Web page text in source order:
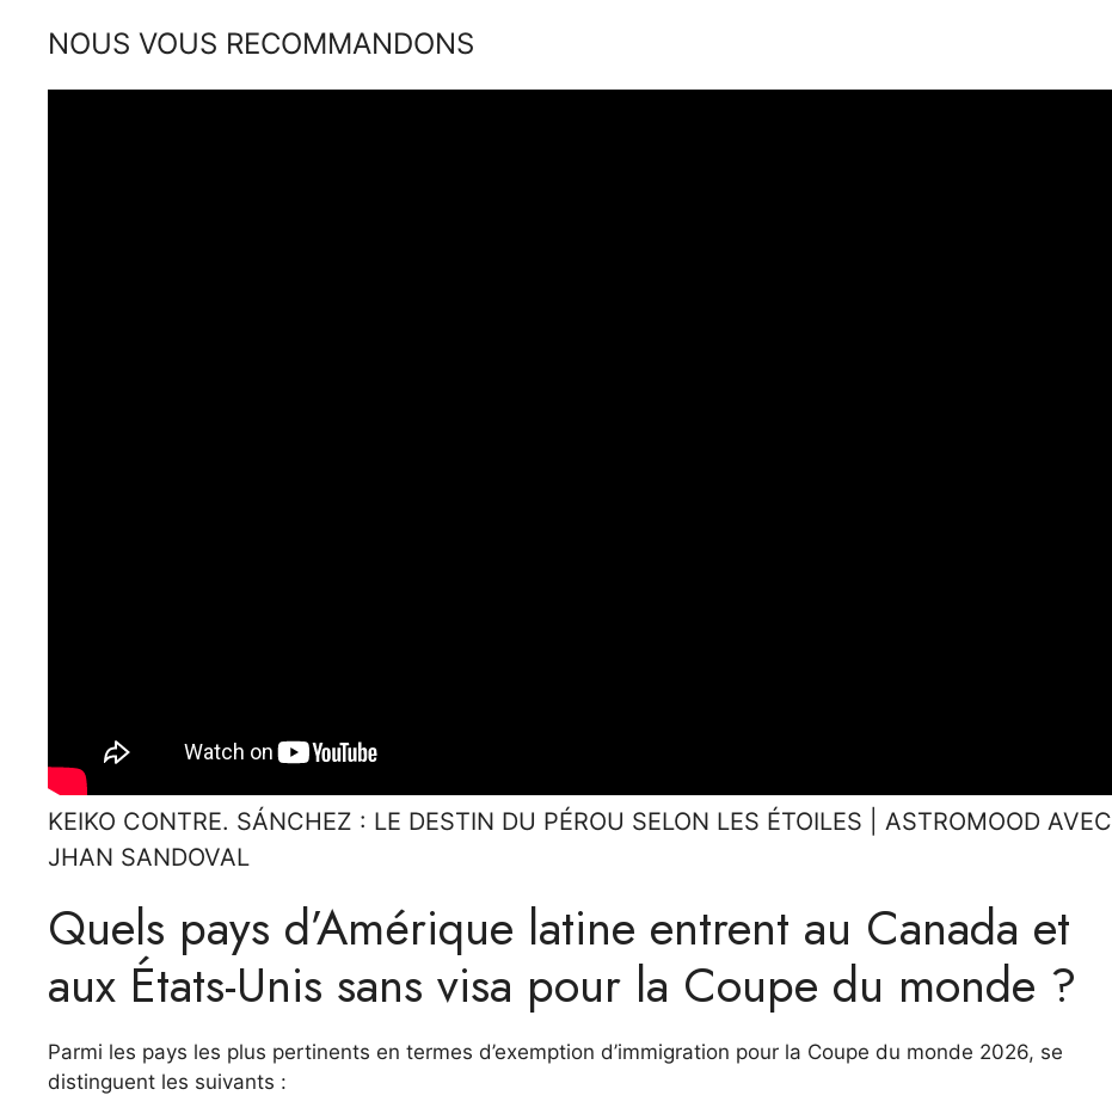
NOUS VOUS RECOMMANDONS
KEIKO CONTRE. SÁNCHEZ : LE DESTIN DU PÉROU SELON LES ÉTOILES | ASTROMOOD AVEC
JHAN SANDOVAL
Quels pays d’Amérique latine entrent au Canada et
aux États-Unis sans visa pour la Coupe du monde ?
Parmi les pays les plus pertinents en termes d’exemption d’immigration pour la Coupe du monde 2026, se
distinguent les suivants :